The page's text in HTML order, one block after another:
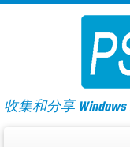
Skip
收集和分享